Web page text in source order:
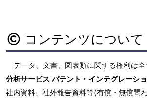
コンテンツについて
データ、文書、図表類に関する権利は全
分析サービス パテント・インテグレーシ
社内資料、社外報告資料等(有償・無償問